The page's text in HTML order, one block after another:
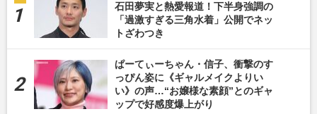
石田夢実と熱愛報道！下半身強調の
「過激すぎる三角水着」公開でネッ
トざわつき
ぱーてぃーちゃん・信子、衝撃のす
っぴん姿に《ギャルメイクよりい
い》の声…“お嬢様な素顔”とのギャ
ップで好感度爆上がり